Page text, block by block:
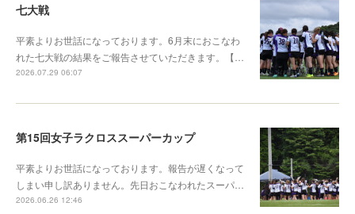
七大戦
平素よりお世話になっております。6月末におこなわ
れた七大戦の結果をご報告させていただきます。【…
2026.07.29 06:07
第15回女子ラクロススーパーカップ
平素よりお世話になっております。報告が遅くなって
しまい申し訳ありません。先日おこなわれたスーパ…
2026.06.26 12:46